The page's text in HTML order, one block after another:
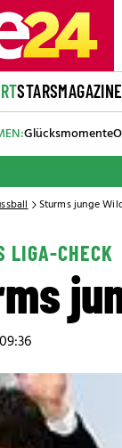
STARSMAGAZINE
Glücksmomente
Sturms junge
LIGA-CHECK